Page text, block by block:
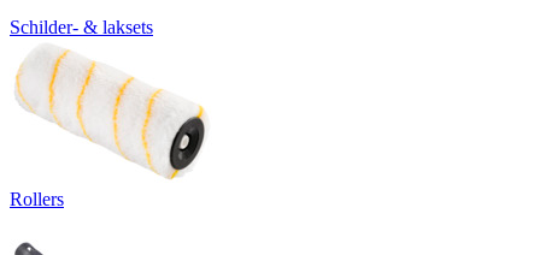
Schilder- & laksets
Rollers